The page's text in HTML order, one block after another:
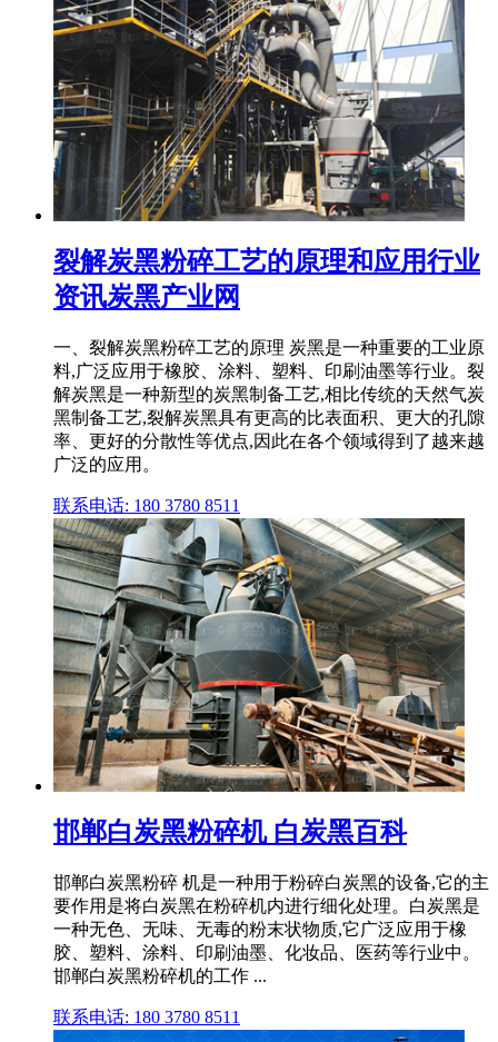
裂解炭黑粉碎工艺的原理和应用行业
资讯炭黑产业网
一、裂解炭黑粉碎工艺的原理 炭黑是一种重要的工业原
料,广泛应用于橡胶、涂料、塑料、印刷油墨等行业。裂
解炭黑是一种新型的炭黑制备工艺,相比传统的天然气炭
黑制备工艺,裂解炭黑具有更高的比表面积、更大的孔隙
率、更好的分散性等优点,因此在各个领域得到了越来越
广泛的应用。
联系电话: 180 3780 8511
邯郸白炭黑粉碎机 白炭黑百科
邯郸白炭黑粉碎 机是一种用于粉碎白炭黑的设备,它的主
要作用是将白炭黑在粉碎机内进行细化处理。白炭黑是
一种无色、无味、无毒的粉末状物质,它广泛应用于橡
胶、塑料、涂料、印刷油墨、化妆品、医药等行业中。
邯郸白炭黑粉碎机的工作 ...
联系电话: 180 3780 8511